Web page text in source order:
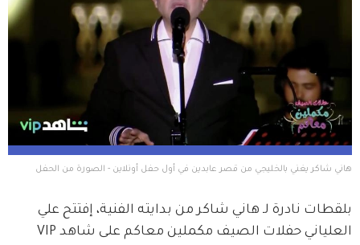
يغني بالخليجي من قصر عابدين في أول حفل أونلاين - الصورة من الحفل
نادرة لـ هاني شاكر من بدايته الفنية، إفتتح علي
العلياني حفلات الصيف مكملين معاكم على شاهد VIP